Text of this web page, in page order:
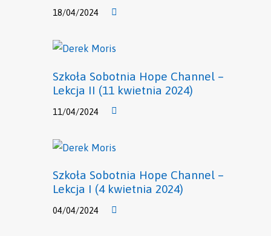
18/04/2024
Szkoła Sobotnia Hope Channel –
Lekcja II (11 kwietnia 2024)
11/04/2024
Szkoła Sobotnia Hope Channel –
Lekcja I (4 kwietnia 2024)
04/04/2024